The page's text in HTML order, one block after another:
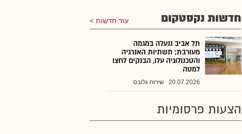
חדשות נקסטקום עוד חדשות
תל אביב ננעלה במגמה
מעורבת; תשתיות האנרגיה
והטכנולוגיה עלו, הבנקים לחצו
למטה
20.07.2026 שירות גלובס
הצעות פרסומיות